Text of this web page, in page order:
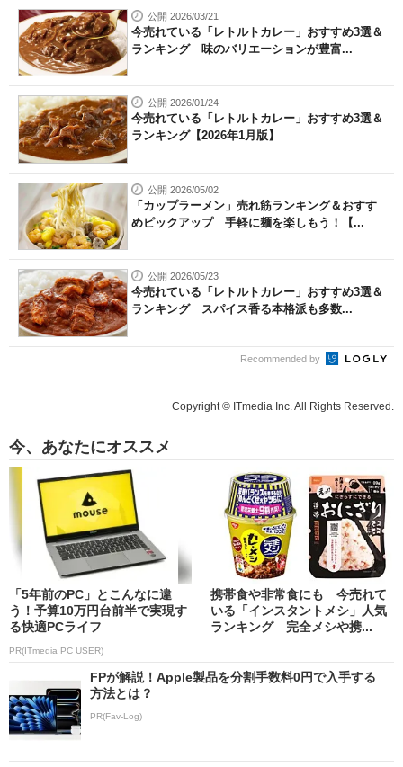
公開 2026/03/21
今売れている「レトルトカレー」おすすめ3選＆
ランキング 味のバリエーションが豊富...
公開 2026/01/24
今売れている「レトルトカレー」おすすめ3選＆
ランキング【2026年1月版】
公開 2026/05/02
「カップラーメン」売れ筋ランキング＆おすす
めピックアップ 手軽に麺を楽しもう！【...
公開 2026/05/23
今売れている「レトルトカレー」おすすめ3選＆
ランキング スパイス香る本格派も多数...
Recommended by
Copyright © ITmedia Inc. All Rights Reserved.
今、あなたにオススメ
「5年前のPC」とこんなに違
う！予算10万円台前半で実現す
る快適PCライフ
PR(ITmedia PC USER)
携帯食や非常食にも 今売れて
いる「インスタントメシ」人気
ランキング 完全メシや携...
FPが解説！Apple製品を分割手数料0円で入手する
方法とは？
PR(Fav-Log)